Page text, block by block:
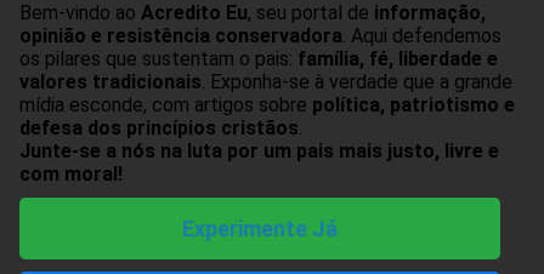
Bem-vindo ao Acredito Eu, seu portal de informação,
opinião e resistência conservadora. Aqui defendemos
os pilares que sustentam o pais: família, fé, liberdade e
valores tradicionais. Exponha-se à verdade que a grande
mídia esconde, com artigos sobre política, patriotismo e
defesa dos princípios cristãos.
Junte-se a nós na luta por um pais mais justo, livre e
com moral!
Experimente Já